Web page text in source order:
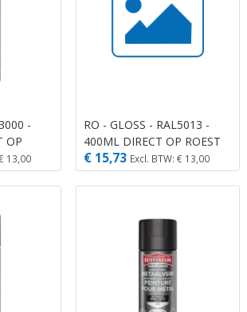
-
OP
13,00
RO - GLOSS - RAL5013 -
400ML DIRECT OP ROEST
€ 15,73 Excl. BTW: € 13,00